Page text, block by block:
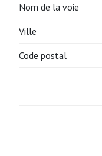
Nom de la voie
Ville
Code postal